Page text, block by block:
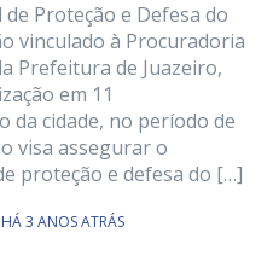
Proteção e Defesa do
vinculado à Procuradoria
Prefeitura de Juazeiro,
em 11
da cidade, no período de
visa assegurar o
proteção e defesa do […]
3 ANOS ATRÁS